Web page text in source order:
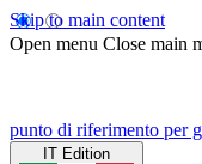
Skip to main content
Open menu Close main
punto di riferimento per
IT Edition